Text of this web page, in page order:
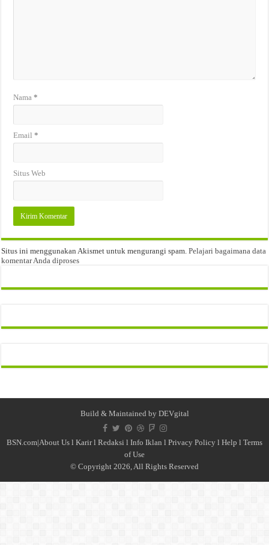
Nama*
Email*
Situs Web
Situs ini menggunakan Akismet untuk mengurangi spam.Pelajari bagaimana data
komentar Anda diproses
Build & Maintained by DEVgital
BSN.com|About Us l Karirl Redaksi l Info Iklan l Privacy Policy l Help l Terms
of Use
© Copyright 2026, All Rights Reserved